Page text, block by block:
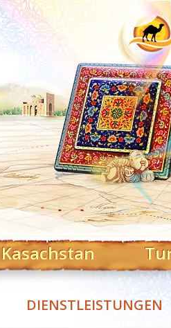
Kasachstan
DIENSTLEISTUNGEN